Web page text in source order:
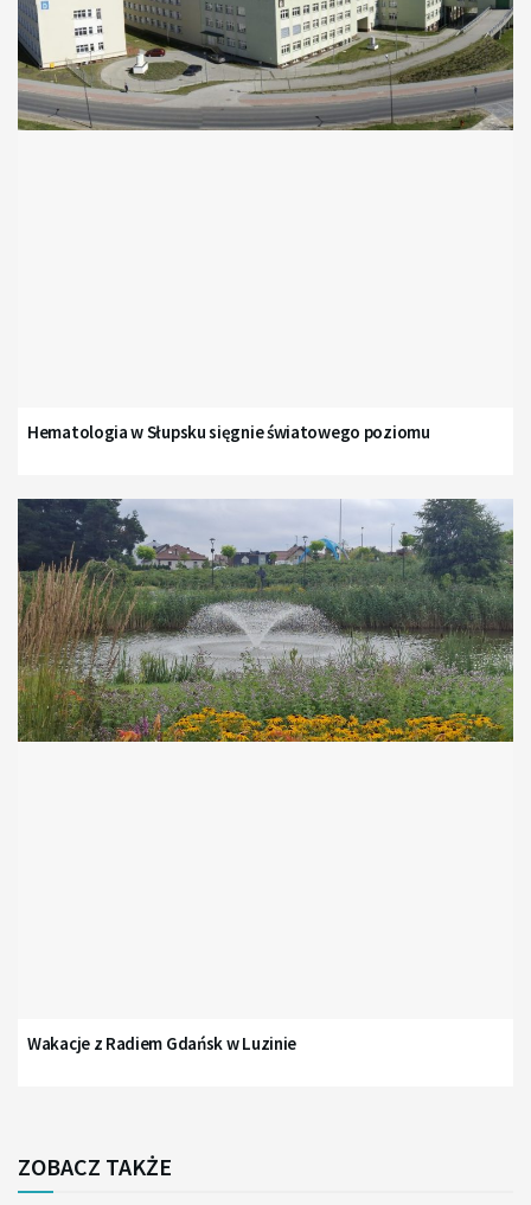
Hematologia w Słupsku sięgnie światowego poziomu
Wakacje z Radiem Gdańsk w Luzinie
ZOBACZ TAKŻE